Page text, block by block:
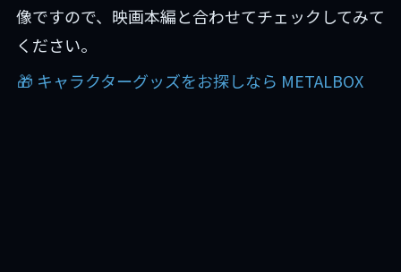
像ですので、映画本編と合わせてチェックしてみて
ください。
🎁 キャラクターグッズをお探しなら METALBOX